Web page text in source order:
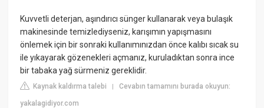
Kuvvetli deterjan, aşındırıcı sünger kullanarak veya bulaşık
makinesinde temizlediyseniz, karışımın yapışmasını
önlemek için bir sonraki kullanımınızdan önce kalıbı sıcak su
ile yıkayarak gözenekleri açmanız, kuruladıktan sonra ince
bir tabaka yağ sürmeniz gereklidir.
Kaynak kaldırma talebi |Cevabın tamamını burada okuyun:
yakalagidiyor.com